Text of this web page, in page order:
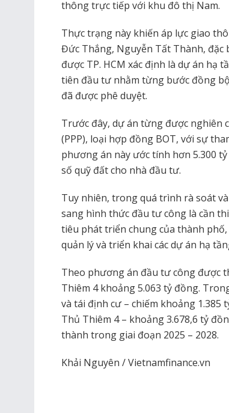
thông trực tiếp với khu đô thị Nam.
Thực trạng này khiến áp lực giao
Đức Thắng, Nguyễn Tất Thành, đặc
được TP. HCM xác định là dự án hạ
tiên đầu tư nhằm từng bước đồng
đã được phê duyệt.
Trước đây, dự án từng được nghiên
(PPP), loại hợp đồng BOT, với sự
phương án này ước tính hơn 5.300
số quỹ đất cho nhà đầu tư.
Tuy nhiên, trong quá trình rà soát
sang hình thức đầu tư công là cần
tiêu phát triển chung của thành
quản lý và triển khai các dự án hạ
Theo phương án đầu tư công được
Thiêm 4 khoảng 5.063 tỷ đồng.
và tái định cư – chiếm khoảng 1.385
Thủ Thiêm 4 – khoảng 3.678,6 tỷ
thành trong giai đoạn 2025 – 2028.
Khải Nguyên / Vietnamfinance.vn